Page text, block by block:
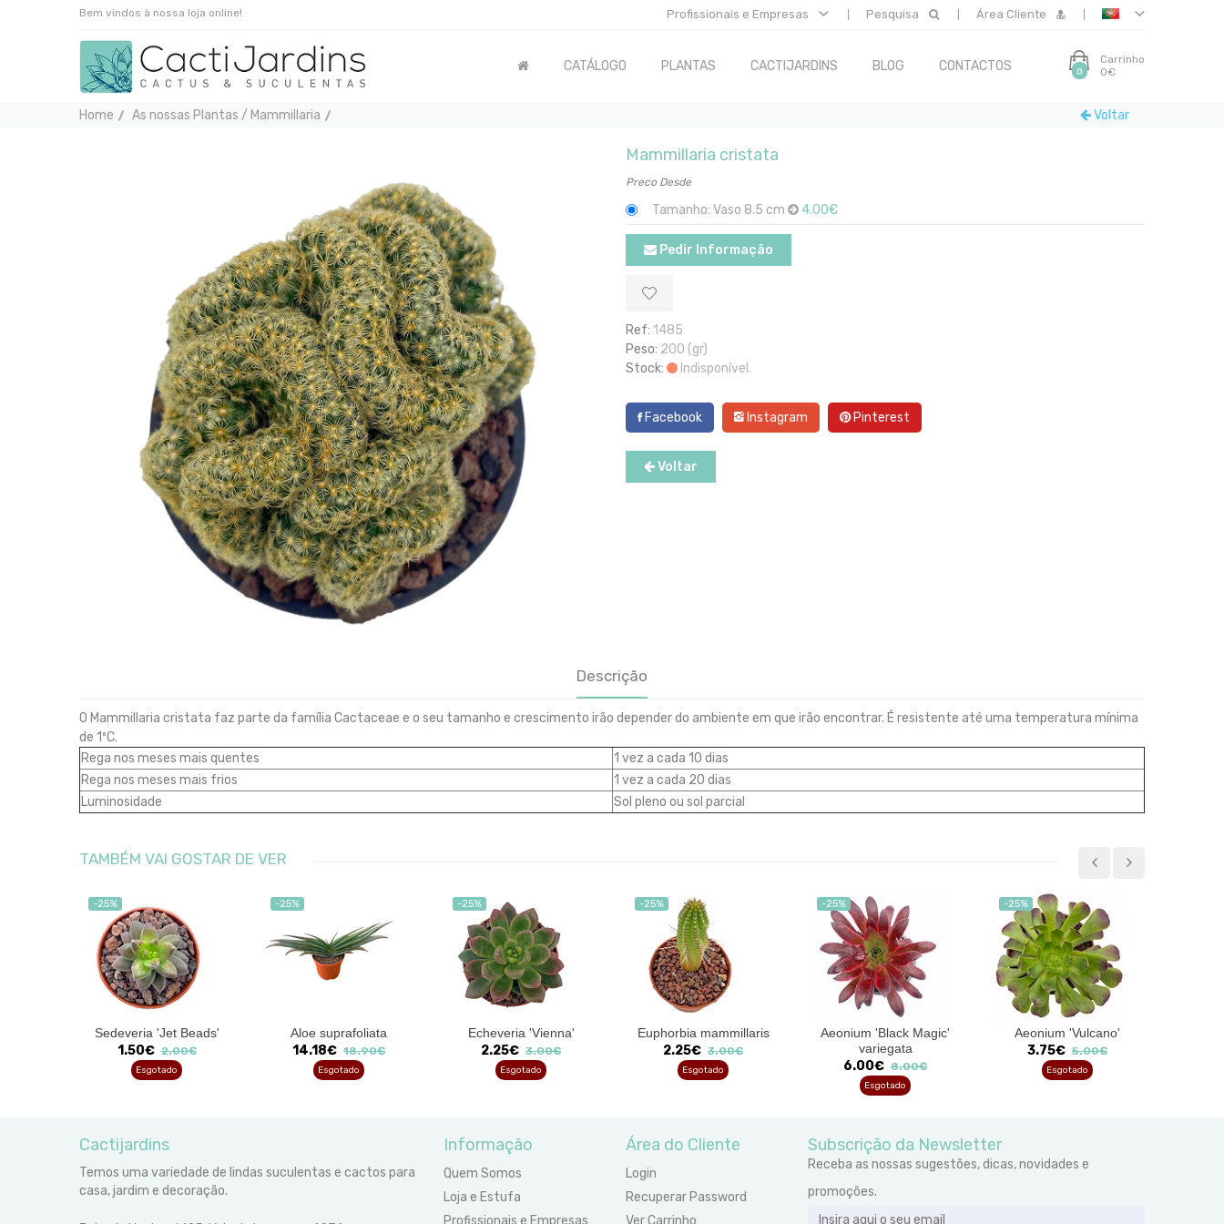
Bem vindos à nossa loja online! Profissionais e Empresas Pesquisa Área Cliente
CATÁLOGO PLANTAS CACTIJARDINS BLOG CONTACTOS 0
Carrinho
0€
Home As nossas Plantas / Mammillaria Voltar
Mammillaria cristata
Preco Desde
Tamanho: Vaso 8.5 cm 4.00€
Pedir Informação
Ref: 1485
Peso: 200 (gr)
Stock:
Indisponível.
Facebook Instagram Pinterest
Voltar
Descrição
O Mammillaria cristata faz parte da família Cactaceae e o seu tamanho e crescimento irão depender do ambiente em que irão encontrar. É resistente até uma temperatura mínima
de 1ºC.
Rega nos meses mais quentes
1 vez a cada 10 dias
Rega nos meses mais frios
1 vez a cada 20 dias
Luminosidade
Sol pleno ou sol parcial
TAMBÉM VAI GOSTAR DE VER
-25%
Sedeveria 'Jet Beads'
1.50€ 2.00€
Esgotado
-25%
Aloe suprafoliata
14.18€ 18.90€
Esgotado
-25%
Echeveria 'Vienna'
2.25€ 3.00€
Esgotado
-25%
Euphorbia mammillaris
2.25€ 3.00€
Esgotado
-25%
Aeonium 'Black Magic'
variegata
6.00€ 8.00€
Esgotado
-25%
Aeonium 'Vulcano'
3.75€ 5.00€
Esgotado
Cactijardins
Temos uma variedade de lindas suculentas e cactos para
casa, jardim e decoração.
Informação
Quem Somos
Loja e Estufa
Profissionais e Empresas
Área do Cliente
Login
Recuperar Password
Ver Carrinho
Subscrição da Newsletter
Receba as nossas sugestões, dicas, novidades e
promoções.